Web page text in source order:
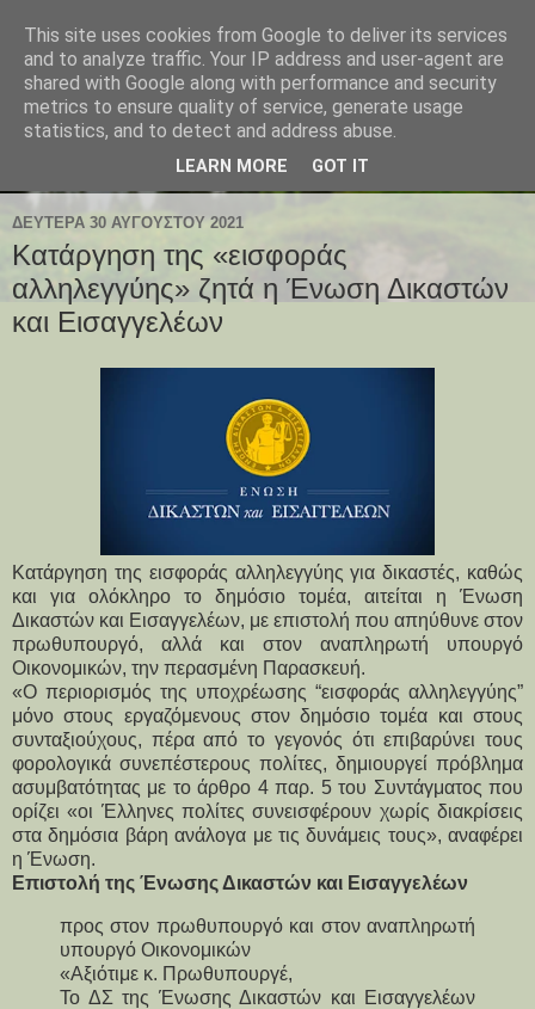
ΔΕΥΤΈΡΑ 30 ΑΥΓΟΎΣΤΟΥ 2021
Κατάργηση της «εισφοράς
αλληλεγγύης» ζητά η Ένωση Δικαστών
και Εισαγγελέων
Κατάργηση της εισφοράς αλληλεγγύης για δικαστές, καθώς
και για ολόκληρο το δημόσιο τομέα, αιτείται η Ένωση
Δικαστών και Εισαγγελέων, με επιστολή που απηύθυνε στον
πρωθυπουργό, αλλά και στον αναπληρωτή υπουργό
Οικονομικών, την περασμένη Παρασκευή.
«O περιορισμός της υποχρέωσης “εισφοράς αλληλεγγύης”
μόνο στους εργαζόμενους στον δημόσιο τομέα και στους
συνταξιούχους, πέρα από το γεγονός ότι επιβαρύνει τους
φορολογικά συνεπέστερους πολίτες, δημιουργεί πρόβλημα
ασυμβατότητας με το άρθρο 4 παρ. 5 του Συντάγματος που
ορίζει «οι Έλληνες πολίτες συνεισφέρουν χωρίς διακρίσεις
στα δημόσια βάρη ανάλογα με τις δυνάμεις τους», αναφέρει
η Ένωση.
Επιστολή της Ένωσης Δικαστών και Εισαγγελέων
προς στον πρωθυπουργό και στον αναπληρωτή
υπουργό Οικονομικών
«Αξιότιμε κ. Πρωθυπουργέ,
Το ΔΣ της Ένωσης Δικαστών και Εισαγγελέων
This site uses cookies from Google to deliver its services
and to analyze traffic. Your IP address and user-agent are
shared with Google along with performance and security
metrics to ensure quality of service, generate usage
statistics, and to detect and address abuse.
LEARN MORE GOT IT